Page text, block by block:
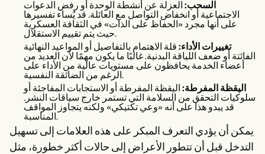
السحب: العزلة عن أنشطة الوحدة أو رفض الدعوات
الاجتماعية أو انخفاض التواصل مع العائلة. قد يُساء تفسيرها
على أنها مجرد «الحفاظ على الذات» في الثقافة العسكرية
حيث يتم تقييم الاستقلال.
تغييرات الأداء: قلة الاهتمام بالتفاصيل أو المواعيد النهائية
الفائتة أو ضعف اللياقة البدنية. غالبًا ما يكون مهمًا لأن العديد من
أعضاء الخدمة يحافظون على مستويات عالية من الأداء على
الرغم من الضائقة النفسية.
اليقظة المفرطة: اليقظة المفرطة أو الاستجابات المفاجئة أو
سلوكيات التحقق من السلامة التي تستمر خارج سياقات النشر.
قد يبدو هذا على أنه «وعي تكتيكي» ولكنه يتجاوز المواقف
المناسبة.
يمكن أن يؤدي التعرف المبكر على هذه العلامات إلى تسهيل
التدخل قبل أن تتطور الأعراض إلى حالات أكثر خطورة، مثل